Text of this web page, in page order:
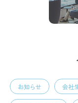
お知らせ 会社